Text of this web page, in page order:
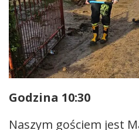
Godzina 10:30
Naszym gościem jest